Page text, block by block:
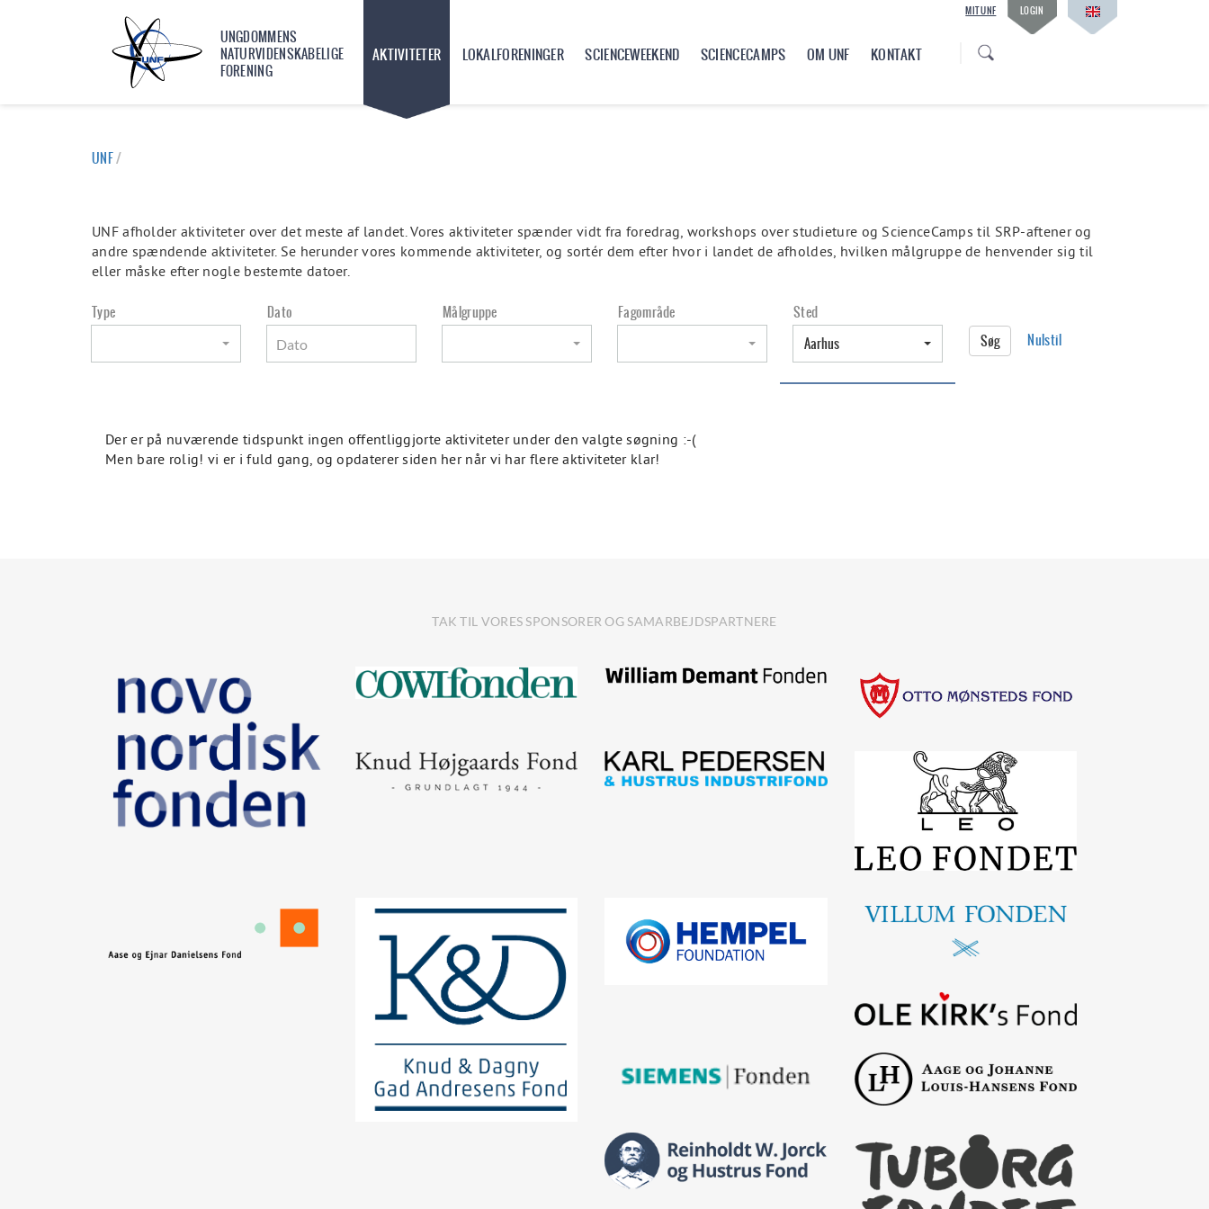
UNGDOMMENS
NATURVIDENSKABELIGE
FORENING
AKTIVITETER LOKALFORENINGER SCIENCEWEEKEND SCIENCECAMPS OM UNF KONTAKT
MIT UNF LOGIN
UNF/
UNF afholder aktiviteter over det meste af landet. Vores aktiviteter spænder vidt fra foredrag, workshops over studieture og ScienceCamps til SRP-aftener og
andre spændende aktiviteter. Se herunder vores kommende aktiviteter, og sortér dem efter hvor i landet de afholdes, hvilken målgruppe de henvender sig til
eller måske efter nogle bestemte datoer.
Type Dato Målgruppe Fagområde
Sted
Aarhus
Søg Nulstil
Der er på nuværende tidspunkt ingen offentliggjorte aktiviteter under den valgte søgning :-(
Men bare rolig! vi er i fuld gang, og opdaterer siden her når vi har flere aktiviteter klar!
TAK TIL VORES SPONSORER OG SAMARBEJDSPARTNERE